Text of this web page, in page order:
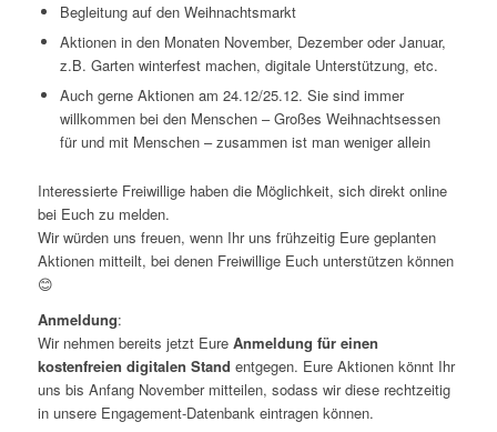
Begleitung auf den Weihnachtsmarkt
Aktionen in den Monaten November, Dezember oder Januar,
z.B. Garten winterfest machen, digitale Unterstützung, etc.
Auch gerne Aktionen am 24.12/25.12. Sie sind immer
willkommen bei den Menschen – Großes Weihnachtsessen
für und mit Menschen – zusammen ist man weniger allein
Interessierte Freiwillige haben die Möglichkeit, sich direkt online
bei Euch zu melden.
Wir würden uns freuen, wenn Ihr uns frühzeitig Eure geplanten
Aktionen mitteilt, bei denen Freiwillige Euch unterstützen können
😊
Anmeldung:
Wir nehmen bereits jetzt Eure Anmeldung für einen
kostenfreien digitalen Stand entgegen. Eure Aktionen könnt Ihr
uns bis Anfang November mitteilen, sodass wir diese rechtzeitig
in unsere Engagement-Datenbank eintragen können.